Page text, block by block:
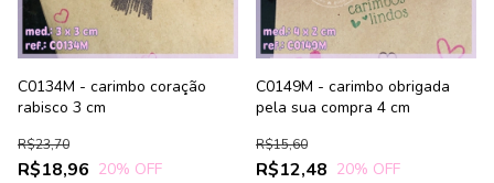
C0134M - carimbo coração
rabisco 3 cm
R$18,96
R$23,70
20% OFF
C0149M - carimbo obrigada
pela sua compra 4 cm
R$12,48
R$15,60
20% OFF